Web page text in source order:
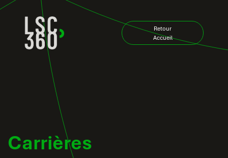
Se rendre au contenu
Retour
Accueil
Carrières